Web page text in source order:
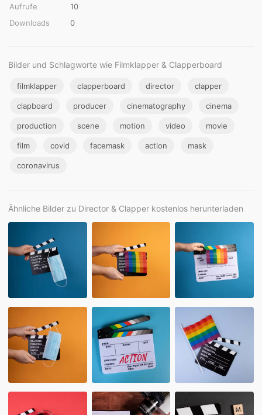
Aufrufe
10
Downloads
0
Bilder und Schlagworte wie Filmklapper & Clapperboard
filmklapper clapperboard director clapper
clapboard producer cinematography cinema
production scene motion video movie
film covid facemask action mask
coronavirus
Ähnliche Bilder zu Director & Clapper kostenlos herunterladen